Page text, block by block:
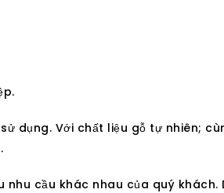
dụng. Với chất liệu gỗ tự nhiên;
cầu khác nhau của quý khách.